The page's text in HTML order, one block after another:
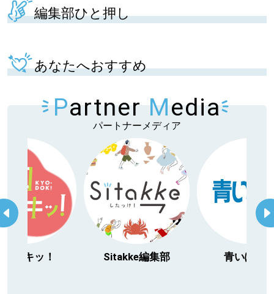
編集部ひと押し
あなたへおすすめ
Partner Media
パートナーメディア
日ドキッ！ Sitakke編集部 青いぽす